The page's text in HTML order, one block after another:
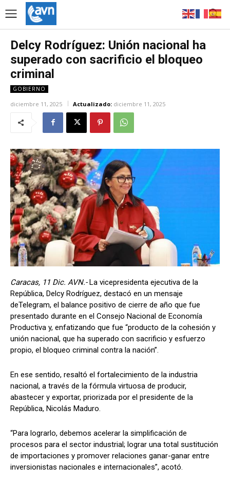
Delcy Rodríguez: Unión nacional ha
superado con sacrificio el bloqueo
criminal
GOBIERNO
diciembre 11, 2025 Actualizado: diciembre 11, 2025
Caracas, 11 Dic. AVN.-La vicepresidenta ejecutiva de la
República, Delcy Rodríguez, destacó en un mensaje
deTelegram, el balance positivo de cierre de año que fue
presentado durante en el Consejo Nacional de Economía
Productiva y, enfatizando que fue “producto de la cohesión y
unión nacional, que ha superado con sacrificio y esfuerzo
propio, el bloqueo criminal contra la nación”.
En ese sentido, resaltó el fortalecimiento de la industria
nacional, a través de la fórmula virtuosa de producir,
abastecer y exportar, priorizada por el presidente de la
República, Nicolás Maduro.
“Para lograrlo, debemos acelerar la simplificación de
procesos para el sector industrial; lograr una total sustitución
de importaciones y promover relaciones ganar-ganar entre
inversionistas nacionales e internacionales”, acotó.